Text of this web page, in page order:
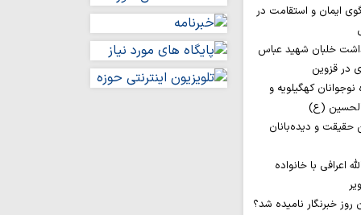
ایمان و استقامت در
خلبان شهید عباس
در قزوین
۲۰۰ نفره نوجوانان کهگیلویه و
الحسین (ع)
حقیقت و دیده‌بانان
اعرافی با خانواده